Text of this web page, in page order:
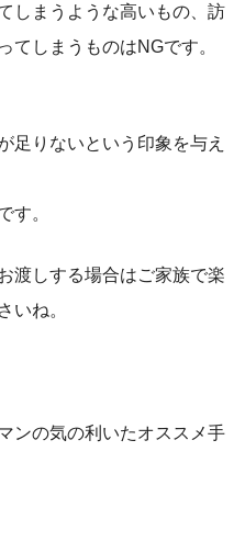
しまうような高いもの、訪
てしまうものはNGです。
足りないという印象を与え
す。
渡しする場合はご家族で楽
いね。
ンの気の利いたオススメ手